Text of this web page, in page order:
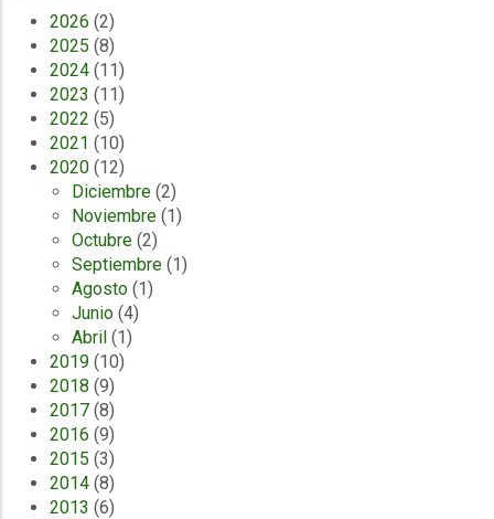
2026 (2)
2025 (8)
2024 (11)
2023 (11)
2022 (5)
2021 (10)
2020 (12)
Diciembre (2)
Noviembre (1)
Octubre (2)
Septiembre (1)
Agosto (1)
Junio (4)
Abril (1)
2019 (10)
2018 (9)
2017 (8)
2016 (9)
2015 (3)
2014 (8)
2013 (6)